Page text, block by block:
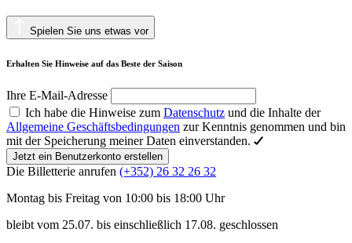
Spielen Sie uns etwas vor
Erhalten Sie Hinweise auf das Beste der Saison
Ihre E-Mail-Adresse
Ich habe die Hinweise zum Datenschutz und die Inhalte der
Allgemeine Geschäftsbedingungen zur Kenntnis genommen und bin
mit der Speicherung meiner Daten einverstanden.
Jetzt ein Benutzerkonto erstellen
Die Billetterie anrufen (+352) 26 32 26 32
Montag bis Freitag von 10:00 bis 18:00 Uhr
bleibt vom 25.07. bis einschließlich 17.08. geschlossen